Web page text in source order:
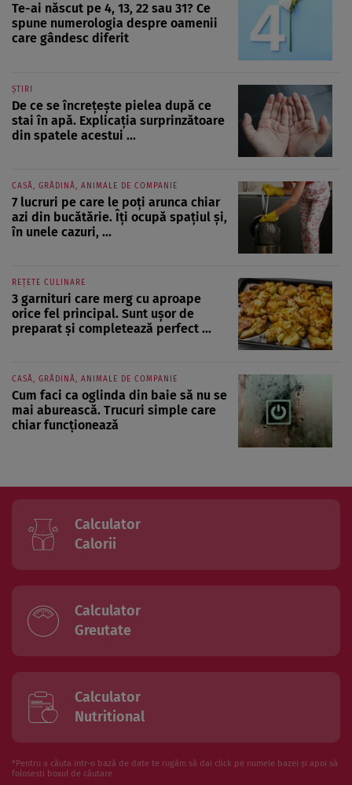
Te-ai născut pe 4, 13, 22 sau 31? Ce
spune numerologia despre oamenii
care gândesc diferit
ȘTIRI
De ce se încrețește pielea după ce
stai în apă. Explicația surprinzătoare
din spatele acestui ...
CASĂ, GRĂDINĂ, ANIMALE DE COMPANIE
7 lucruri pe care le poți arunca chiar
azi din bucătărie. Îți ocupă spațiul și,
în unele cazuri, ...
REȚETE CULINARE
3 garnituri care merg cu aproape
orice fel principal. Sunt ușor de
preparat și completează perfect ...
CASĂ, GRĂDINĂ, ANIMALE DE COMPANIE
Cum faci ca oglinda din baie să nu se
mai aburească. Trucuri simple care
chiar funcționează
Calculator
Calorii
Calculator
Greutate
Calculator
Nutritional
*Pentru a căuta intr-o bază de date te rugăm să dai click pe numele bazei și apoi să
folosesti boxul de căutare